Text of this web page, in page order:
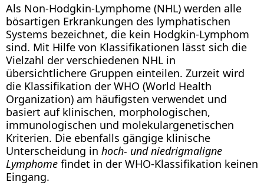
Als Non-Hodgkin-Lymphome (NHL) werden alle
bösartigen Erkrankungen des lymphatischen
Systems bezeichnet, die kein Hodgkin-Lymphom
sind. Mit Hilfe von Klassifikationen lässt sich die
Vielzahl der verschiedenen NHL in
übersichtlichere Gruppen einteilen. Zurzeit wird
die Klassifikation der WHO (World Health
Organization) am häufigsten verwendet und
basiert auf klinischen, morphologischen,
immunologischen und molekulargenetischen
Kriterien. Die ebenfalls gängige klinische
Unterscheidung in hoch- und niedrigmaligne
Lymphome findet in der WHO-Klassifikation keinen
Eingang.